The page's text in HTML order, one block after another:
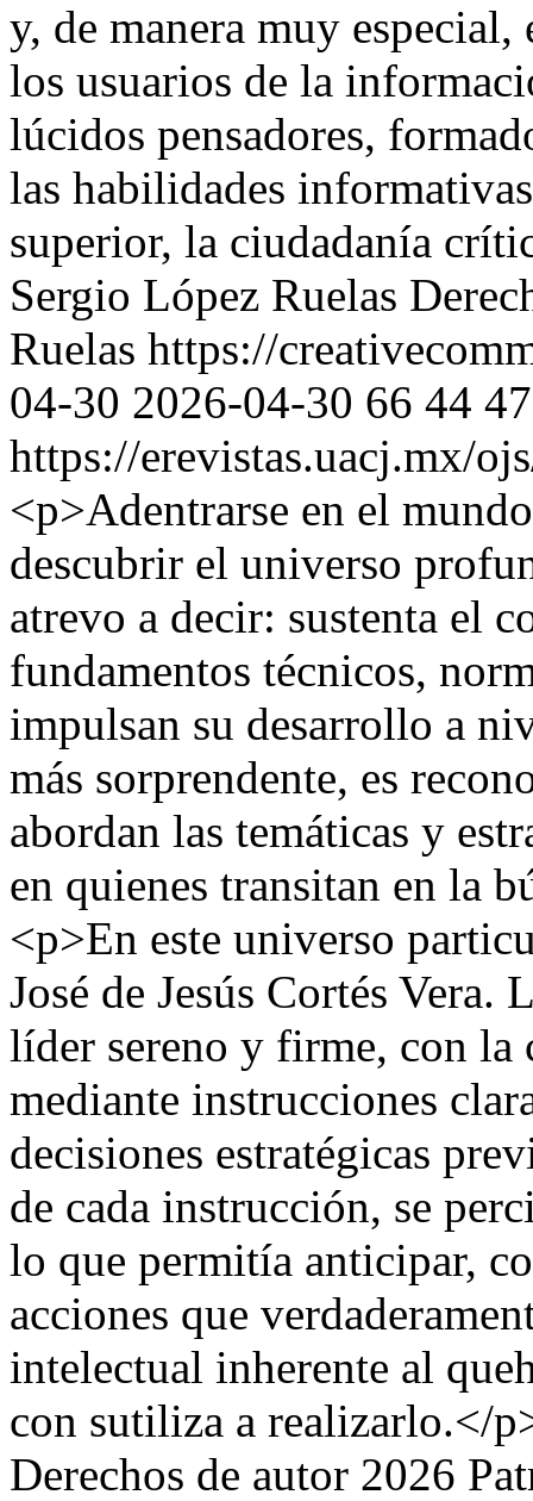
y, de manera muy
los usuarios de la
lúcidos pensadores,
las habilidades
superior, la ciudadanía
Sergio López Ruelas
Ruelas https://
04-30 2026-04-30 66 44 47
https://erevistas.uacj.mx/
<p>Adentrarse en el
descubrir el universo
atrevo a decir: sustenta el
fundamentos técnicos,
impulsan su desarrollo a
más sorprendente, es
abordan las temáticas y
en quienes transitan en la
<p>En este universo
José de Jesús Cortés
líder sereno y firme, con la
mediante instrucciones
decisiones estratégicas
de cada instrucción, se
lo que permitía anticipar,
acciones que
intelectual inherente al
con sutiliza a realizarlo.</
Derechos de autor 2026